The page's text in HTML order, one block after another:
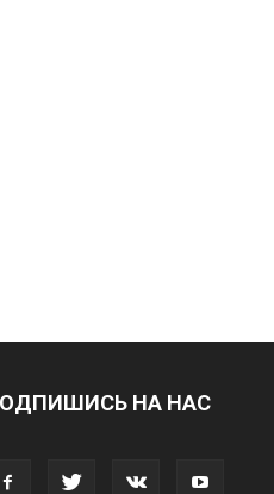
НА НАС